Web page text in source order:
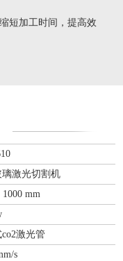
短加工时间，提高效
璃激光切割机
1000 mm
激光管
s